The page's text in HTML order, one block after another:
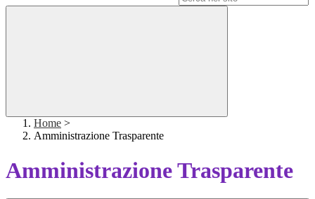
Home >
Amministrazione Trasparente
Amministrazione Trasparente